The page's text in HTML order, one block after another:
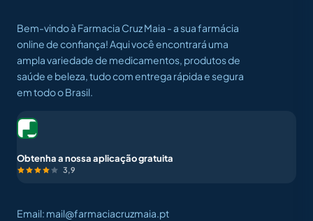
Bem-vindo à Farmacia Cruz Maia - a sua farmácia
online de confiança! Aqui você encontrará uma
ampla variedade de medicamentos, produtos de
saúde e beleza, tudo com entrega rápida e segura
em todo o Brasil.
Obtenha a nossa aplicação gratuita
3,9
Email: mail@farmaciacruzmaia.pt